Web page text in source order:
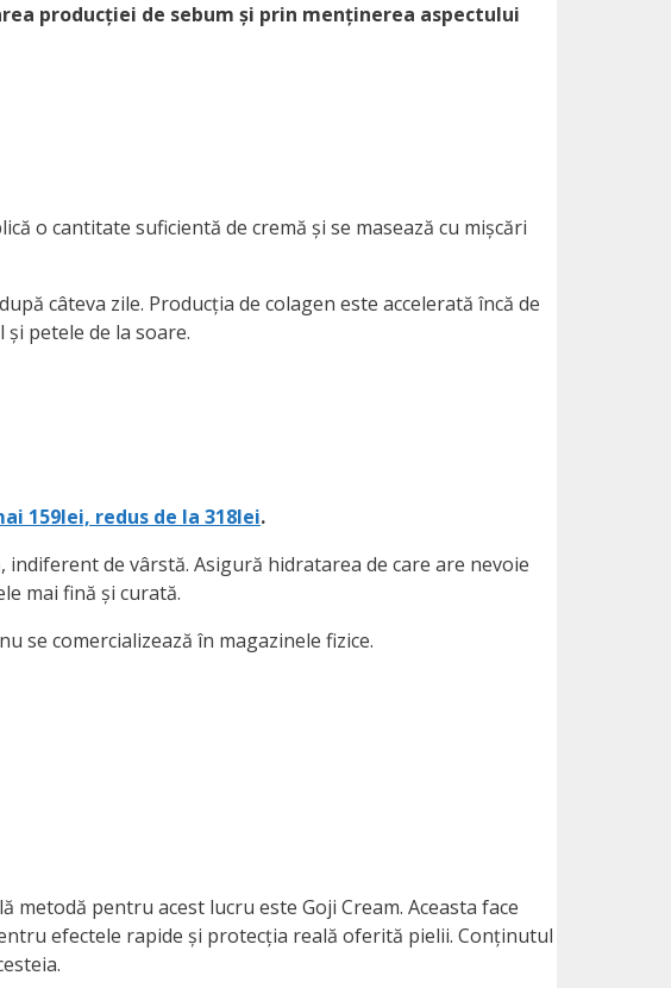
producției de sebum și prin menținerea aspectului
o cantitate suficientă de cremă și se masează cu mișcări
câteva zile. Producția de colagen este accelerată încă de
petele de la soare.
159lei, redus de la 318lei.
de vârstă. Asigură hidratarea de care are nevoie
mai fină și curată.
se comercializează în magazinele fizice.
pentru acest lucru este Goji Cream. Aceasta face
efectele rapide și protecția reală oferită pielii. Conținutul